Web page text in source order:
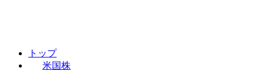
トップ
米国株